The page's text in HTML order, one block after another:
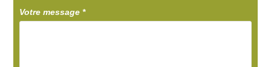
Votre message*